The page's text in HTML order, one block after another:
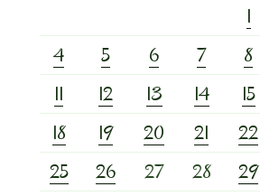
1
4
5 6 7 8
11
12 13 14 15
18
19 20 21 22
25
26 27 28 29